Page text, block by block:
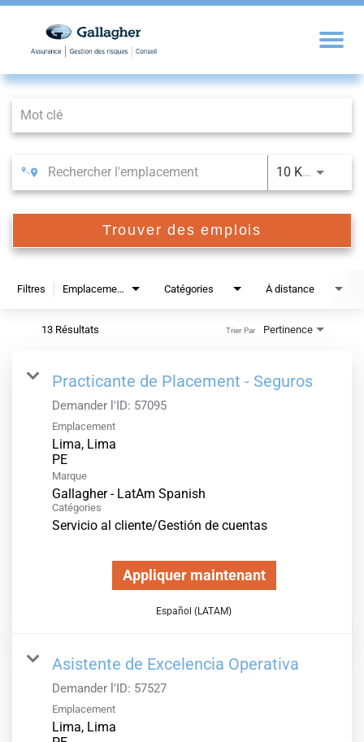
Job Search Page
10 KM
Trouver des emplois
Filtres Emplacements Catégories À distance
13 Résultats Pertinence
Trier Par
Practicante de Placement - Seguros
Demander l'ID: 57095
Emplacement
Lima, Lima
Marque
Gallagher - LatAm Spanish
Catégories
Servicio al cliente/Gestión de cuentas
Appliquer maintenant
Español (LATAM)
Asistente de Excelencia Operativa
Demander l'ID: 57527
Emplacement
Lima, Lima